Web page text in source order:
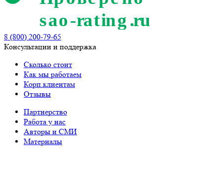
8 (800) 200-79-65
Консультации и поддержка
Сколько стоит
Как мы работаем
Корп.клиентам
Отзывы
Партнерство
Работа у нас
Авторы и СМИ
Материалы